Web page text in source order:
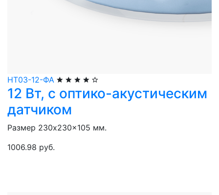
НТ03-12-ФА
12 Вт, с оптико-акустическим
датчиком
Размер 230x230x105 мм.
1006.98 руб.